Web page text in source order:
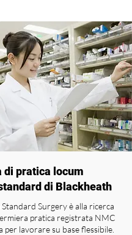
di pratica locum
di Blackheath
Surgery è alla ricerca
pratica registrata NMC
per lavorare su base flessibile.